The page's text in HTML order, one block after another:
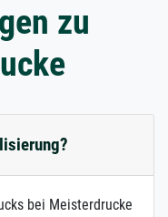
zu
bei Meisterdrucke